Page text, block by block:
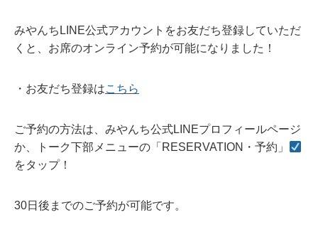
みやんちLINE公式アカウントをお友だち登録していただ
くと、お席のオンライン予約が可能になりました！
・お友だち登録はこちら
ご予約の方法は、みやんち公式LINEプロフィールページ
か、トーク下部メニューの「RESERVATION・予約」
をタップ！
30日後までのご予約が可能です。